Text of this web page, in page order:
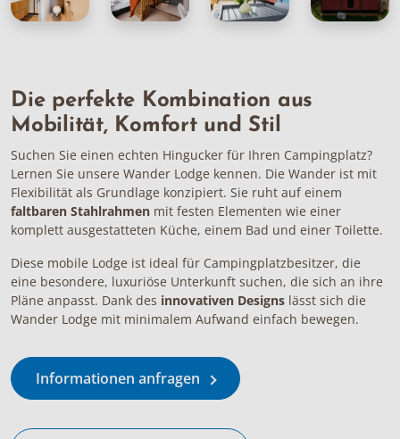
Die perfekte Kombination aus
Mobilität, Komfort und Stil
Suchen Sie einen echten Hingucker für Ihren Campingplatz?
Lernen Sie unsere Wander Lodge kennen. Die Wander ist mit
Flexibilität als Grundlage konzipiert. Sie ruht auf einem
faltbaren Stahlrahmen mit festen Elementen wie einer
komplett ausgestatteten Küche, einem Bad und einer Toilette.
Diese mobile Lodge ist ideal für Campingplatzbesitzer, die
eine besondere, luxuriöse Unterkunft suchen, die sich an ihre
Pläne anpasst. Dank des innovativen Designs lässt sich die
Wander Lodge mit minimalem Aufwand einfach bewegen.
Informationen anfragen